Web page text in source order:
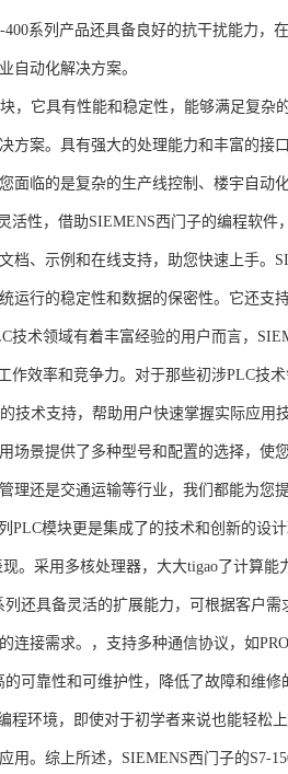
系列产品还具备良好的抗干扰能力，
自动化解决方案。
它具有性能和稳定性，能够满足复杂
方案。具有强大的处理能力和丰富的接
临的是复杂的生产线控制、楼宇自动
活性，借助SIEMENS西门子的编程软件
、示例和在线支持，助您快速上手。
运行的稳定性和数据的保密性。它还支
术领域有着丰富经验的用户而言，
效率和竞争力。对于那些初涉PLC技术
技术支持，帮助用户快速掌握实际应用
场景提供了多种型号和配置的选择，使
还是交通运输等行业，我们都能为您
模块更是集成了的技术和创新的设计
。采用多核处理器，大大tigao了计算能
还具备灵活的扩展能力，可根据客户需
接需求。，支持多种通信协议，如
可靠性和可维护性，降低了故障和维修
环境，即使对于初学者来说也能轻松
。综上所述，SIEMENS西门子的S7-